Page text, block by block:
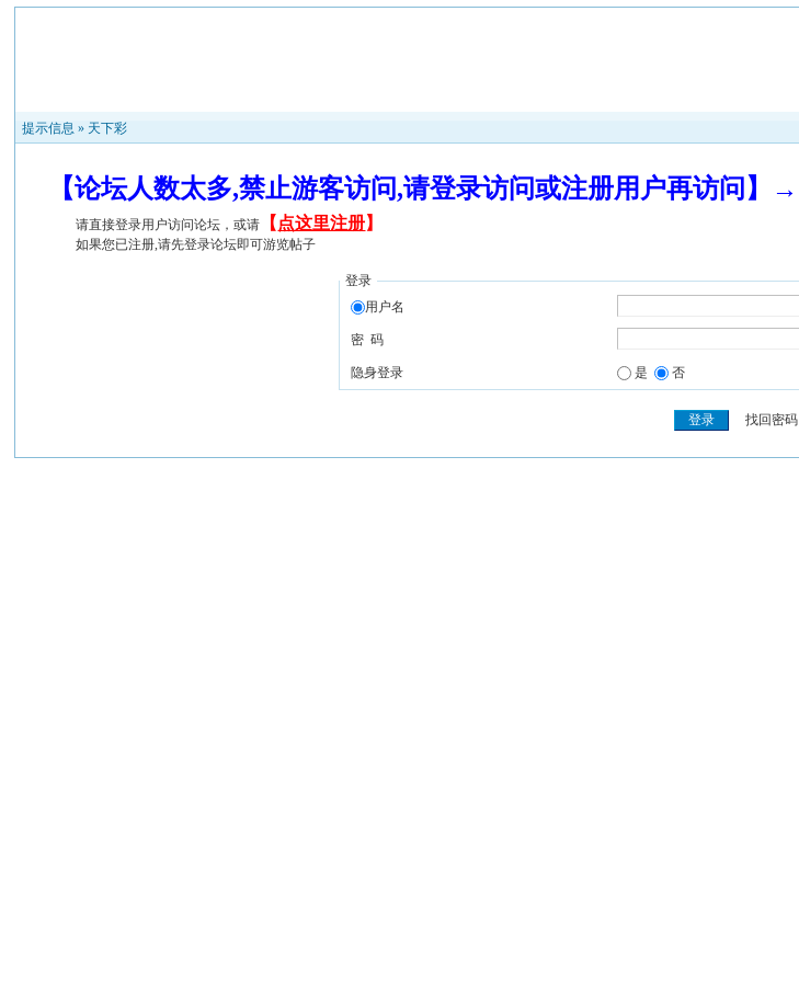
提示信息 » 天下彩
【论坛人数太多,禁止游客访问,请登录访问或注册用户再访问】→
请直接登录用户访问论坛，或请 【 点这里注册】
如果您已注册,请先登录论坛即可游览帖子
登录
用户名
密 码
隐身登录 是 否
找回密码